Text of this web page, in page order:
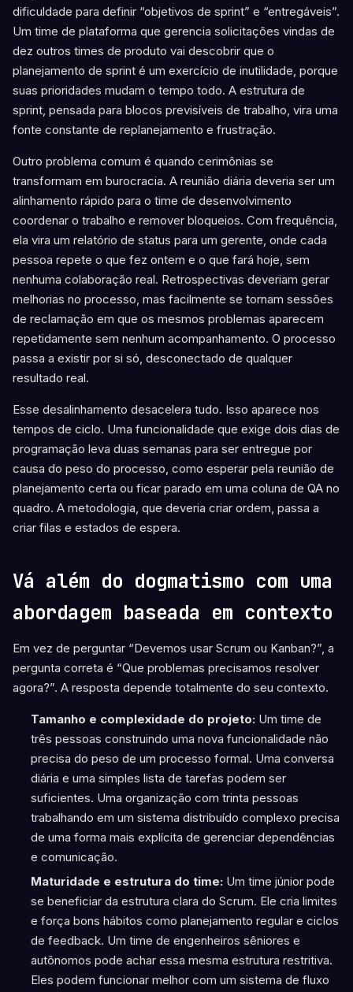
dificuldade para definir “objetivos de sprint” e “entregáveis”.
Um time de plataforma que gerencia solicitações vindas de
dez outros times de produto vai descobrir que o
planejamento de sprint é um exercício de inutilidade, porque
suas prioridades mudam o tempo todo. A estrutura de
sprint, pensada para blocos previsíveis de trabalho, vira uma
fonte constante de replanejamento e frustração.
Outro problema comum é quando cerimônias se
transformam em burocracia. A reunião diária deveria ser um
alinhamento rápido para o time de desenvolvimento
coordenar o trabalho e remover bloqueios. Com frequência,
ela vira um relatório de status para um gerente, onde cada
pessoa repete o que fez ontem e o que fará hoje, sem
nenhuma colaboração real. Retrospectivas deveriam gerar
melhorias no processo, mas facilmente se tornam sessões
de reclamação em que os mesmos problemas aparecem
repetidamente sem nenhum acompanhamento. O processo
passa a existir por si só, desconectado de qualquer
resultado real.
Esse desalinhamento desacelera tudo. Isso aparece nos
tempos de ciclo. Uma funcionalidade que exige dois dias de
programação leva duas semanas para ser entregue por
causa do peso do processo, como esperar pela reunião de
planejamento certa ou ficar parado em uma coluna de QA no
quadro. A metodologia, que deveria criar ordem, passa a
criar filas e estados de espera.
Vá além do dogmatismo com uma
abordagem baseada em contexto
Em vez de perguntar “Devemos usar Scrum ou Kanban?”, a
pergunta correta é “Que problemas precisamos resolver
agora?”. A resposta depende totalmente do seu contexto.
Tamanho e complexidade do projeto:Um time de
três pessoas construindo uma nova funcionalidade não
precisa do peso de um processo formal. Uma conversa
diária e uma simples lista de tarefas podem ser
suficientes. Uma organização com trinta pessoas
trabalhando em um sistema distribuído complexo precisa
de uma forma mais explícita de gerenciar dependências
e comunicação.
Maturidade e estrutura do time:Um time júnior pode
se beneficiar da estrutura clara do Scrum. Ele cria limites
e força bons hábitos como planejamento regular e ciclos
de feedback. Um time de engenheiros sêniores e
autônomos pode achar essa mesma estrutura restritiva.
Eles podem funcionar melhor com um sistema de fluxo